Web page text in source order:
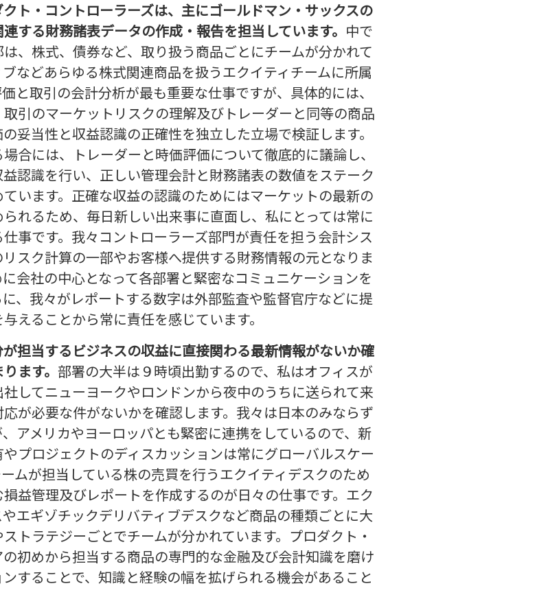
ト・コントローラーズは、主にゴールドマン・サックスの
する財務諸表データの作成・報告を担当しています。 中で
、株式、債券など、取り扱う商品ごとにチームが分かれて
などあらゆる株式関連商品を扱うエクイティチームに所属
と取引の会計分析が最も重要な仕事ですが、具体的には、
引のマーケットリスクの理解及びトレーダーと同等の商品
妥当性と収益認識の正確性を独立した立場で検証します。
合には、トレーダーと時価評価について徹底的に議論し、
認識を行い、正しい管理会計と財務諸表の数値をステーク
います。正確な収益の認識のためにはマーケットの最新の
れるため、毎日新しい出来事に直面し、私にとっては常に
事です。我々コントローラーズ部門が責任を担う会計シス
スク計算の一部やお客様へ提供する財務情報の元となりま
会社の中心となって各部署と緊密なコミュニケーションを
、我々がレポートする数字は外部監査や監督官庁などに提
えることから常に責任を感じています。
担当するビジネスの収益に直接関わる最新情報がないか確
ます。 部署の大半は９時頃出勤するので、私はオフィスが
してニューヨークやロンドンから夜中のうちに送られて来
が必要な件がないかを確認します。我々は日本のみならず
アメリカやヨーロッパとも緊密に連携をしているので、新
プロジェクトのディスカッションは常にグローバルスケー
ムが担当している株の売買を行うエクイティデスクのため
益管理及びレポートを作成するのが日々の仕事です。エク
エギゾチックデリバティブデスクなど商品の種類ごとに大
トラテジーごとでチームが分かれています。プロダクト・
初めから担当する商品の専門的な金融及び会計知識を磨け
することで、知識と経験の幅を拡げられる機会があること